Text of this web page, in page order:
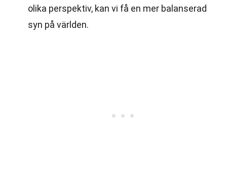
olika perspektiv, kan vi få en mer balanserad
syn på världen.